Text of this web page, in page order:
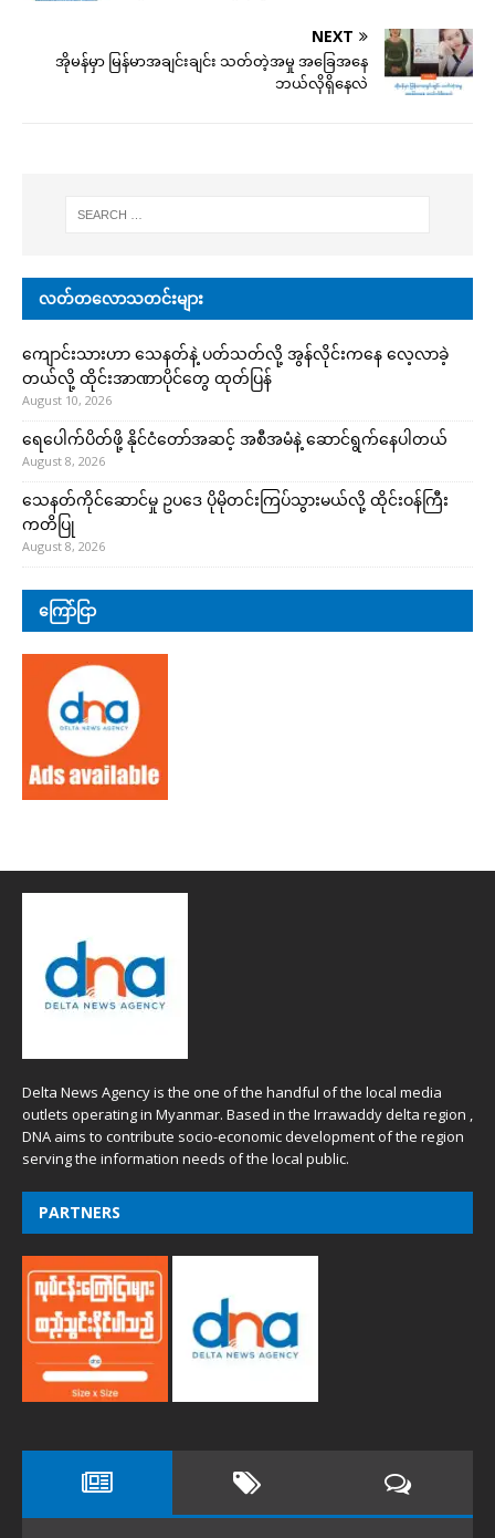
NEXT
အိုမန်မှာ မြန်မာအချင်းချင်း သတ်တဲ့အမှု အခြေအနေ
ဘယ်လိုရှိနေလဲ
လတ်တလောသတင်းများ
ကျောင်းသားဟာ သေနတ်နဲ့ ပတ်သတ်လို့ အွန်လိုင်းကနေ လေ့လာခဲ့
တယ်လို့ ထိုင်းအာဏာပိုင်တွေ ထုတ်ပြန်
August 10, 2026
ရေပေါက်ပိတ်ဖို့ နိုင်ငံတော်အဆင့် အစီအမံနဲ့ ဆောင်ရွက်နေပါတယ်
August 8, 2026
သေနတ်ကိုင်ဆောင်မှု ဥပဒေ ပိုမိုတင်းကြပ်သွားမယ်လို့ ထိုင်းဝန်ကြီး
ကတိပြု
August 8, 2026
ကြော်ငြာ
Delta News Agency is the one of the handful of the local media
outlets operating in Myanmar. Based in the Irrawaddy delta region ,
DNA aims to contribute socio-economic development of the region
serving the information needs of the local public.
PARTNERS